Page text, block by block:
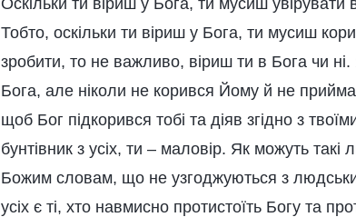
Оскільки ти віриш у Бога, ти мусиш
Тобто, оскільки ти віриш у Бога, ти мусиш
зробити, то не важливо, віриш ти в Бога чи
Бога, але ніколи не корився Йому й не
щоб Бог підкорився тобі та діяв згідно з
бунтівник з усіх, ти – маловір. Як можуть
Божим словам, що не узгоджуються з
усіх є ті, хто навмисно протистоїть Богу та